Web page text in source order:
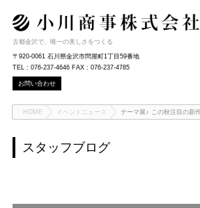
古都金沢で、唯一の美しさをつくる
〒920-0061 石川県金沢市問屋町1丁目59番地
TEL : 076-237-4646 FAX : 076-237-4785
お問い合わせ
HOME イベントニュース テーマ展♪ この秋注目の新
スタッフブログ